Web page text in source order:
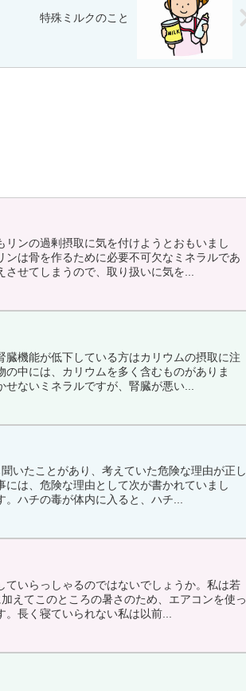
特殊ミルクのこと
ンの過剰摂取に気を付けようとおもいまし
は骨を作るために必要不可欠なミネラルであ
せてしまうので、取り扱いに気を...
機能が低下している方はカリウムの摂取に注
中には、カリウムを多く含むものがありま
ないミネラルですが、腎臓が悪い...
いたことがあり、考えていた危険な理由が正し
は、危険な理由として次が書かれていまし
ハチの毒が体内に入ると、ハチ...
いらっしゃるのではないでしょうか。私は若
えてこのところの暑さのため、エアコンを使っ
長く寝ていられない私は以前...